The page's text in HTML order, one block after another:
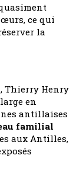
ce qui
la
Thierry Henry
en
antillaises
familial
aux Antilles,